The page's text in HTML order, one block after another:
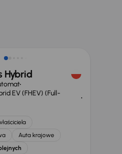
Hybrid
EV (FHEV) (Full-
Auta krajowe